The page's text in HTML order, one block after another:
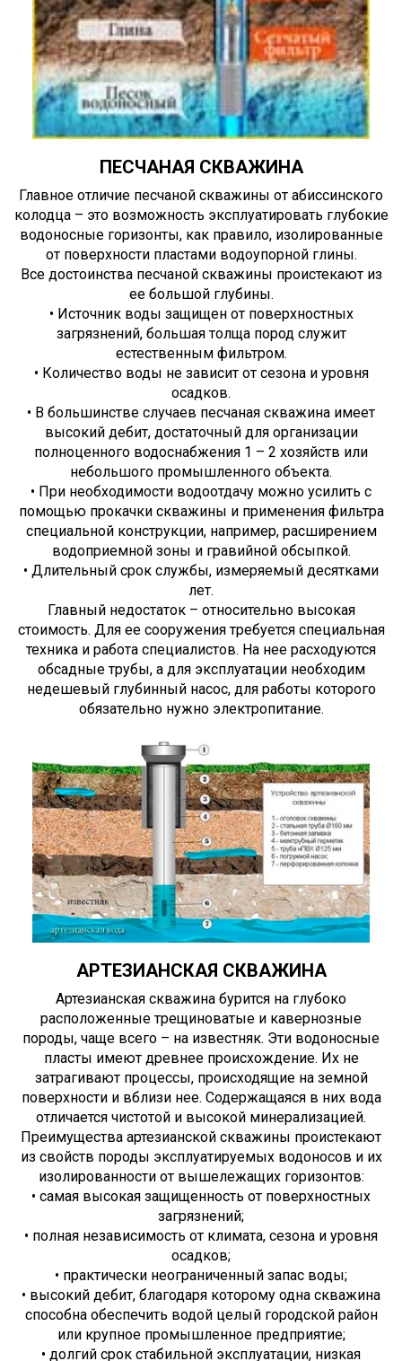
ПЕСЧАНАЯ СКВАЖИНА
Главное отличие песчаной скважины от абиссинского
колодца – это возможность эксплуатировать глубокие
водоносные горизонты, как правило, изолированные
от поверхности пластами водоупорной глины.
Все достоинства песчаной скважины проистекают из
ее большой глубины.
• Источник воды защищен от поверхностных
загрязнений, большая толща пород служит
естественным фильтром.
• Количество воды не зависит от сезона и уровня
осадков.
• В большинстве случаев песчаная скважина имеет
высокий дебит, достаточный для организации
полноценного водоснабжения 1 – 2 хозяйств или
небольшого промышленного объекта.
• При необходимости водоотдачу можно усилить с
помощью прокачки скважины и применения фильтра
специальной конструкции, например, расширением
водоприемной зоны и гравийной обсыпкой.
• Длительный срок службы, измеряемый десятками
лет.
Главный недостаток – относительно высокая
стоимость. Для ее сооружения требуется специальная
техника и работа специалистов. На нее расходуются
обсадные трубы, а для эксплуатации необходим
недешевый глубинный насос, для работы которого
обязательно нужно электропитание.
АРТЕЗИАНСКАЯ СКВАЖИНА
Артезианская скважина бурится на глубоко
расположенные трещиноватые и кавернозные
породы, чаще всего – на известняк. Эти водоносные
пласты имеют древнее происхождение. Их не
затрагивают процессы, происходящие на земной
поверхности и вблизи нее. Содержащаяся в них вода
отличается чистотой и высокой минерализацией.
Преимущества артезианской скважины проистекают
из свойств породы эксплуатируемых водоносов и их
изолированности от вышележащих горизонтов:
• самая высокая защищенность от поверхностных
загрязнений;
• полная независимость от климата, сезона и уровня
осадков;
• практически неограниченный запас воды;
• высокий дебит, благодаря которому одна скважина
способна обеспечить водой целый городской район
или крупное промышленное предприятие;
• долгий срок стабильной эксплуатации, низкая